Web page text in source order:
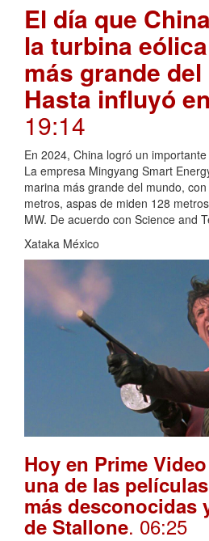
El día que
la turbina
más grande
Hasta influyó
19:14
En 2024, China logró un
La empresa Mingyang Smart
marina más grande del mundo,
metros, aspas de miden 128
MW. De acuerdo con Science and
Xataka México
Hoy en Prime
una de las
más desconocidas
de Stallone. 06:25